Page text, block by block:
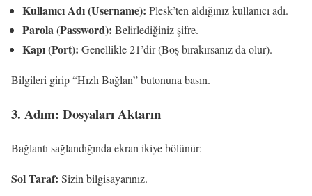
Kullanıcı Adı (Username): Plesk’ten aldığınız kullanıcı adı.
Parola (Password): Belirlediğiniz şifre.
Kapı (Port): Genellikle 21’dir (Boş bırakırsanız da olur).
Bilgileri girip “Hızlı Bağlan” butonuna basın.
3. Adım: Dosyaları Aktarın
Bağlantı sağlandığında ekran ikiye bölünür:
Sol Taraf: Sizin bilgisayarınız.